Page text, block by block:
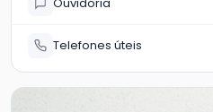
Telefones úteis